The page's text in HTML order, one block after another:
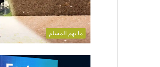
ما يهم المسلم